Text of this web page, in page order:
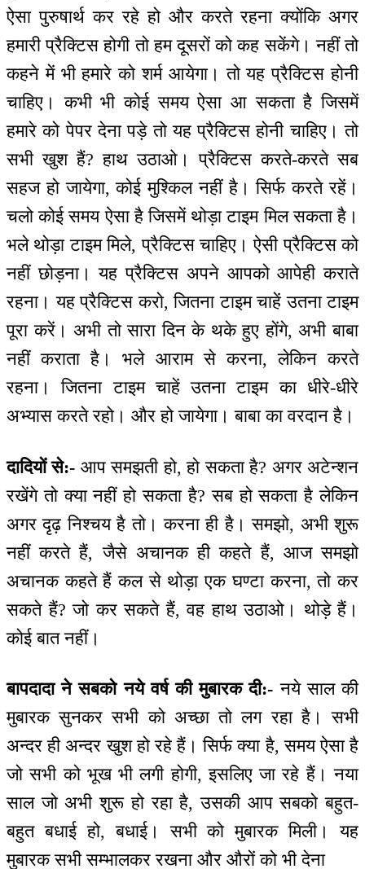
ऐसा पुरुषार्थ कर रहे हो और करते रहना क्योंकि अगर
हमारी प्रैक्टिस होगी तो हम दूसरों को कह सकेंगे। नहीं तो
कहने में भी हमारे को शर्म आयेगा। तो यह प्रैक्टिस होनी
चाहिए। कभी भी कोई समय ऐसा आ सकता है जिसमें
हमारे को पेपर देना पड़े तो यह प्रैक्टिस होनी चाहिए। तो
सभी खुश हैं? हाथ उठाओ। प्रैक्टिस करते-करते सब
सहज हो जायेगा, कोई मुश्किल नहीं है। सिर्फ करते रहें।
चलो कोई समय ऐसा है जिसमें थोड़ा टाइम मिल सकता है।
भले थोड़ा टाइम मिले, प्रैक्टिस चाहिए। ऐसी प्रैक्टिस को
नहीं छोड़ना। यह प्रैक्टिस अपने आपको आपेही कराते
रहना। यह प्रैक्टिस करो, जितना टाइम चाहें उतना टाइम
पूरा करें। अभी तो सारा दिन के थके हुए होंगे, अभी बाबा
नहीं कराता है। भले आराम से करना, लेकिन करते
रहना। जितना टाइम चाहें उतना टाइम का धीरे-धीरे
अभ्यास करते रहो। और हो जायेगा। बाबा का वरदान है।
दादियों से:- आप समझती हो, हो सकता है? अगर अटेन्शन
रखेंगे तो क्या नहीं हो सकता है? सब हो सकता है लेकिन
अगर दृढ़ निश्चय है तो। करना ही है। समझो, अभी शुरू
नहीं करते हैं, जैसे अचानक ही कहते हैं, आज समझो
अचानक कहते हैं कल से थोड़ा एक घण्टा करना, तो कर
सकते हैं? जो कर सकते हैं, वह हाथ उठाओ। थोड़े हैं।
कोई बात नहीं।
बापदादा ने सबको नये वर्ष की मुबारक दी:- नये साल की
मुबारक सुनकर सभी को अच्छा तो लग रहा है। सभी
अन्दर ही अन्दर खुश हो रहे हैं। सिर्फ क्या है, समय ऐसा है
जो सभी को भूख भी लगी होगी, इसलिए जा रहे हैं। नया
साल जो अभी शुरू हो रहा है, उसकी आप सबको बहुत-
बहुत बधाई हो, बधाई। सभी को मुबारक मिली। यह
मुबारक सभी सम्भालकर रखना और औरों को भी देना